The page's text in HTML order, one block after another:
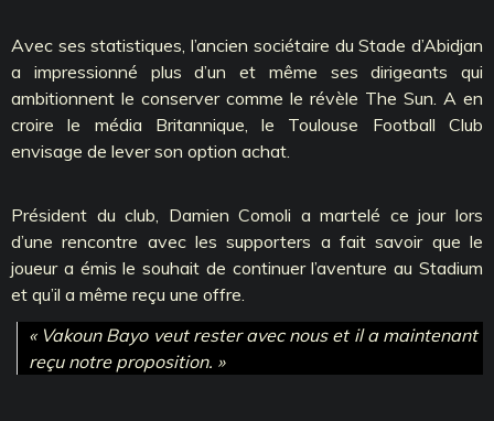
Avec ses statistiques, l’ancien sociétaire du Stade d’Abidjan
a impressionné plus d’un et même ses dirigeants qui
ambitionnent le conserver comme le révèle The Sun. A en
croire le média Britannique, le Toulouse Football Club
envisage de lever son option achat.
Président du club, Damien Comoli a martelé ce jour lors
d’une rencontre avec les supporters a fait savoir que le
joueur a émis le souhait de continuer l’aventure au Stadium
et qu’il a même reçu une offre.
« Vakoun Bayo veut rester avec nous et il a maintenant
reçu notre proposition. »